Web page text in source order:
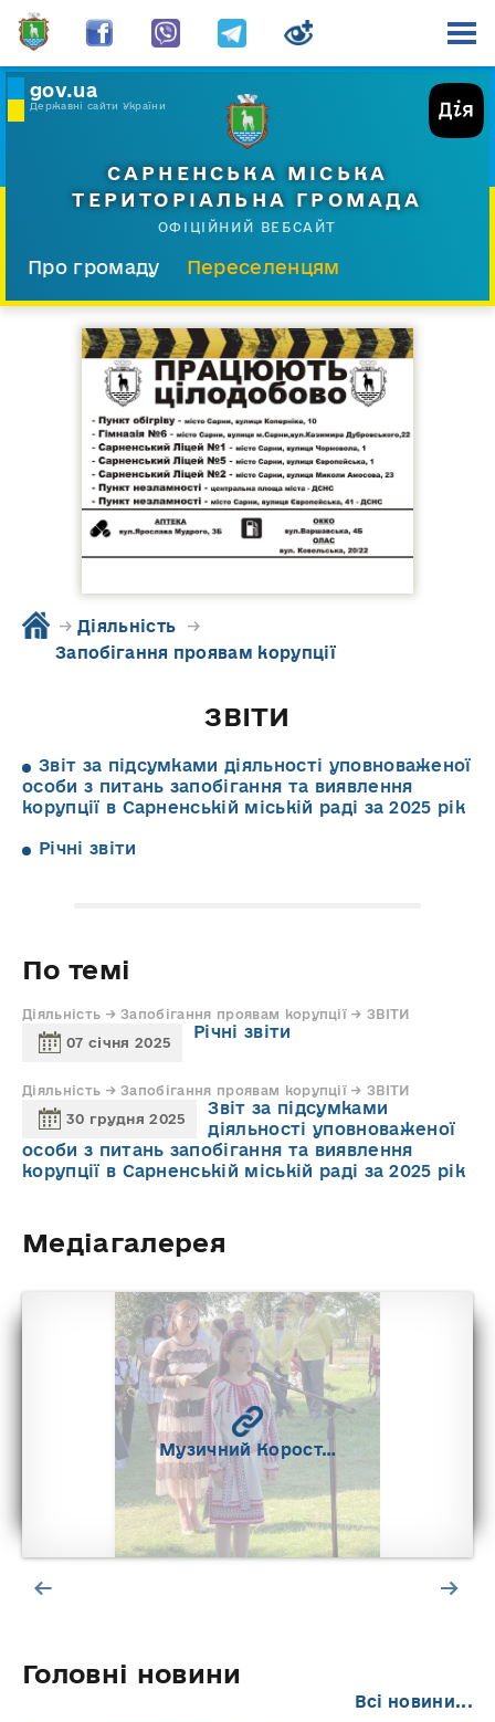
gov.ua
Державні сайти України
САРНЕНСЬКА МІСЬКА
ТЕРИТОРІАЛЬНА ГРОМАДА
ОФІЦІЙНИЙ ВЕБСАЙТ
Про громаду
Переселенцям
Прес-центр
→ Діяльність →
Запобігaння проявам корупції
ЗВІТИ
Звіт за підсумками діяльності уповноваженої
особи з питань запобігання та виявлення
корупції в Сарненській міській раді за 2025 рік
Річні звіти
По темі
Діяльність → Запобігaння проявам корупції → ЗВІТИ
07 січня 2025
Річні звіти
Діяльність → Запобігaння проявам корупції → ЗВІТИ
30 грудня 2025
Звіт за підсумками
діяльності уповноваженої
особи з питань запобігання та виявлення
корупції в Сарненській міській раді за 2025 рік
Медіагалерея
Музичний Корост…
Головні новини
Всі новини...